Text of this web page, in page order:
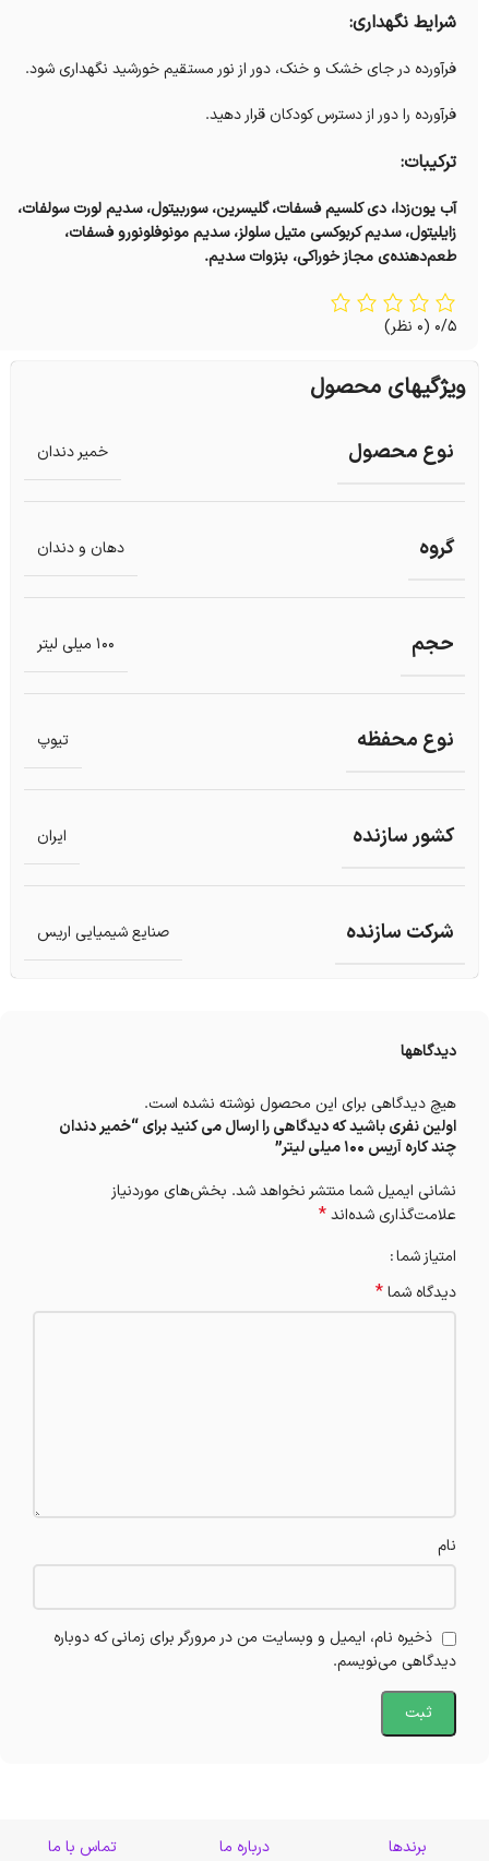
شرایط نگهداری:
فرآورده در جای خشک و خنک، دور از نور مستقیم خورشید نگهداری شود.
فرآورده را دور از دسترس کودکان قرار دهید.
ترکیبات:
آب یون‌زدا، دی کلسیم فسفات، گلیسرین، سوربیتول، سدیم لورت سولفات،
زایلیتول، سدیم کربوکسی متیل سلولز، سدیم مونوفلونورو فسفات،
طعم‌دهنده‌ی مجاز خوراکی، بنزوات سدیم.
0/5 (0 نظر)
ویژگیهای محصول
نوع محصول خمیر دندان
گروه دهان و دندان
حجم 100 میلی لیتر
نوع محفظه تیوپ
کشور سازنده ایران
شرکت سازنده صنایع شیمیایی اریس
دیدگاهها
هیچ دیدگاهی برای این محصول نوشته نشده است.
اولین نفری باشید که دیدگاهی را ارسال می کنید برای “خمیر دندان
چند کاره آریس 100 میلی لیتر”
نشانی ایمیل شما منتشر نخواهد شد. بخش‌های موردنیاز
علامت‌گذاری شده‌اند*
امتیاز شما
دیدگاه شما*
نام
ذخیره نام، ایمیل و وبسایت من در مرورگر برای زمانی که دوباره
دیدگاهی می‌نویسم.
برندها درباره ما تماس با ما